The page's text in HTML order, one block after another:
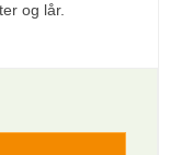
og lår.